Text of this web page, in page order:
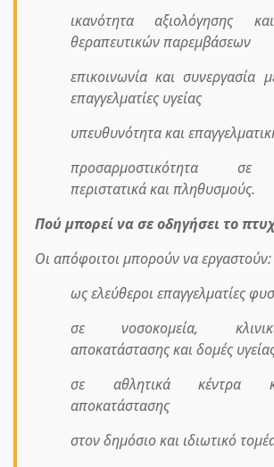
ικανότητα αξιολόγησης
θεραπευτικών παρεμβάσεων
επικοινωνία και συνεργασία
επαγγελματίες υγείας
υπευθυνότητα και
προσαρμοστικότητα σε
περιστατικά και πληθυσμούς.
Πού μπορεί να σε οδηγήσει το
Οι απόφοιτοι μπορούν να εργαστούν:
ως ελεύθεροι επαγγελματίες
σε νοσοκομεία,
αποκατάστασης και δομές
σε αθλητικά κέντρα
αποκατάστασης
στον δημόσιο και ιδιωτικό